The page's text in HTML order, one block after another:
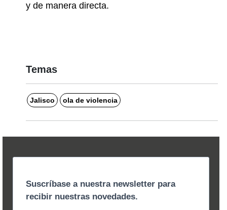
y de manera directa.
Temas
Jalisco ola de violencia